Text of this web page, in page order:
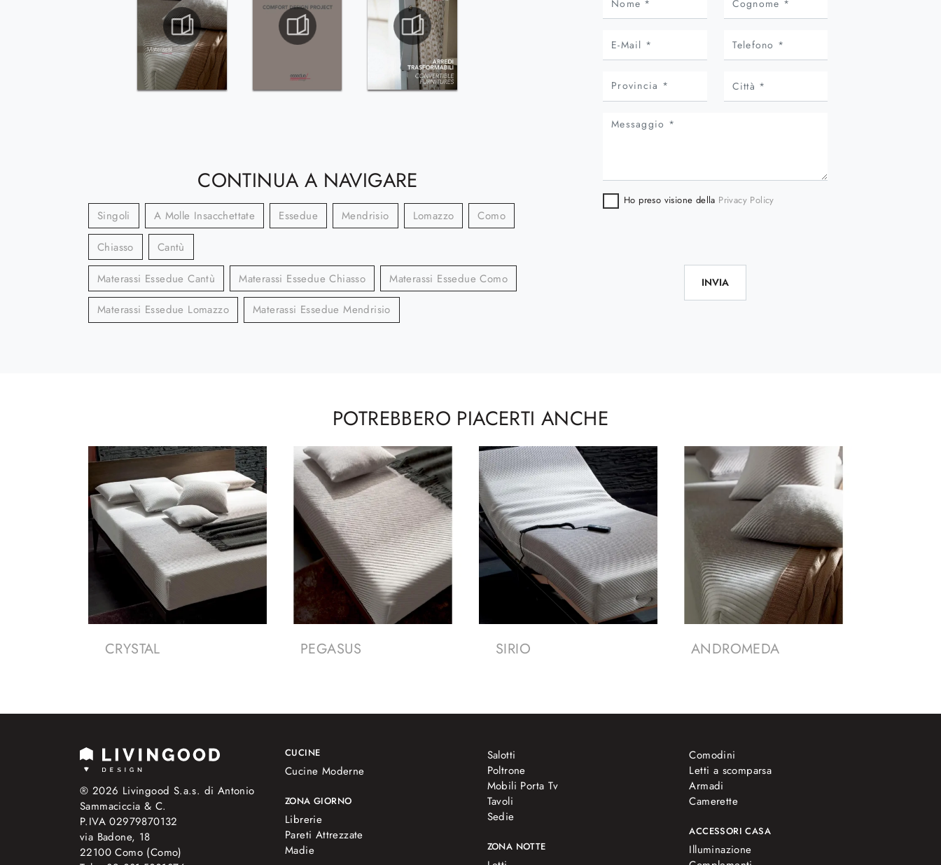
CONTINUA A NAVIGARE
Singoli A Molle Insacchettate Essedue Mendrisio Lomazzo Como
Chiasso Cantù
Materassi Essedue Cantù Materassi Essedue Chiasso Materassi Essedue Como
Materassi Essedue Lomazzo Materassi Essedue Mendrisio
Ho preso visione della Privacy Policy
INVIA
POTREBBERO PIACERTI ANCHE
CRYSTAL PEGASUS SIRIO ANDROMEDA
® 2026 Livingood S.a.s. di Antonio
Sammaciccia & C.
P.IVA 02979870132
via Badone, 18
22100 Como (Como)
CUCINE
Cucine Moderne
ZONA GIORNO
Librerie
Pareti Attrezzate
Madie
Salotti
Poltrone
Mobili Porta Tv
Tavoli
Sedie
ZONA NOTTE
Comodini
Letti a scomparsa
Armadi
Camerette
ACCESSORI CASA
Illuminazione